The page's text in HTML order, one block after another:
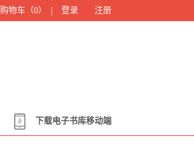
购物车（0） | 登录 注册
下载电子书库移动端